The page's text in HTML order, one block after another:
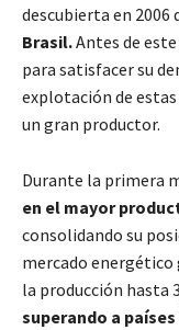
descubierta en 2006
Brasil.Antes de
para satisfacer su
explotación de
un gran productor.
Durante la primera
en el mayor
consolidando su
mercado energético
la producción hasta
superando a